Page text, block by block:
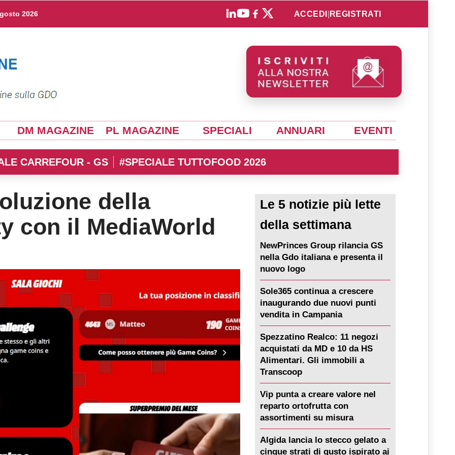
2026 ACCEDI REGISTRATI
DM MAGAZINE PL MAGAZINE SPECIALI ANNUARI EVENTI
CARREFOUR - GS #SPECIALE TUTTOFOOD 2026
della
con il MediaWorld
Le 5 notizie più lette
della settimana
NewPrinces Group rilancia GS
nella Gdo italiana e presenta il
nuovo logo
Sole365 continua a crescere
inaugurando due nuovi punti
vendita in Campania
Spezzatino Realco: 11 negozi
acquistati da MD e 10 da HS
Alimentari. Gli immobili a
Transcoop
Vip punta a creare valore nel
reparto ortofrutta con
assortimenti su misura
Algida lancia lo stecco gelato a
cinque strati di gusto ispirato ai